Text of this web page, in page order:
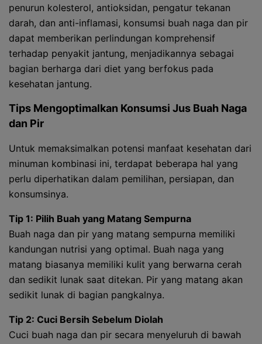
penurun kolesterol, antioksidan, pengatur tekanan
darah, dan anti-inflamasi, konsumsi buah naga dan pir
dapat memberikan perlindungan komprehensif
terhadap penyakit jantung, menjadikannya sebagai
bagian berharga dari diet yang berfokus pada
kesehatan jantung.
Tips Mengoptimalkan Konsumsi Jus Buah Naga
dan Pir
Untuk memaksimalkan potensi manfaat kesehatan dari
minuman kombinasi ini, terdapat beberapa hal yang
perlu diperhatikan dalam pemilihan, persiapan, dan
konsumsinya.
Tip 1: Pilih Buah yang Matang Sempurna
Buah naga dan pir yang matang sempurna memiliki
kandungan nutrisi yang optimal. Buah naga yang
matang biasanya memiliki kulit yang berwarna cerah
dan sedikit lunak saat ditekan. Pir yang matang akan
sedikit lunak di bagian pangkalnya.
Tip 2: Cuci Bersih Sebelum Diolah
Cuci buah naga dan pir secara menyeluruh di bawah